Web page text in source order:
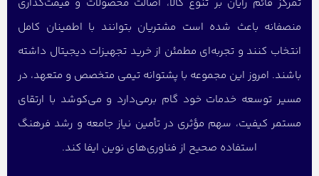
منصفانه باعث شده است مشتریان بتوانند با اطمینان کامل
انتخاب کنند و تجربه‌ای مطمئن از خرید تجهیزات دیجیتال داشته
باشند. امروز این مجموعه با پشتوانه تیمی متخصص و متعهد، در
مسیر توسعه خدمات خود گام برمی‌دارد و می‌کوشد با ارتقای
مستمر کیفیت، سهم مؤثری در تأمین نیاز جامعه و رشد فرهنگ
استفاده صحیح از فناوری‌های نوین ایفا کند.